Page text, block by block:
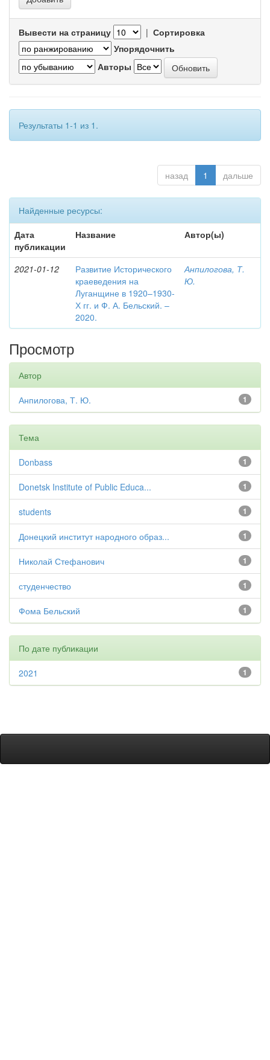
Вывести на страницу | Сортировка
Упорядочнить
Авторы
Результаты 1-1 из 1.
назад 1 дальше
Найденные ресурсы:
Дата
публикации
Название Автор(ы)
2021-01-12
Развитие Исторического
краеведения на
Луганщине в 1920–1930-
Х гг. и Ф. А. Бельский. –
2020.
Анпилогова, Т.
Ю.
Просмотр
Автор
1
Анпилогова, Т. Ю.
Тема
1
Donbass
1
Donetsk Institute of Public Educa...
1
students
1
Донецкий институт народного образ...
1
Николай Стефанович
1
студенчество
1
Фома Бельский
По дате публикации
1
2021